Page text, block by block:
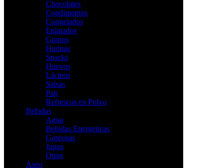
Chocolates
Condimentos
Congelados
Enlatados
Granos
Harinas
Snacks
Huevos
Lácteos
Salsas
Pan
Refrescos en Polvo
Bebidas
Agua
Bebidas Energeticas
Gaseosas
Jugos
Otros
Aseo